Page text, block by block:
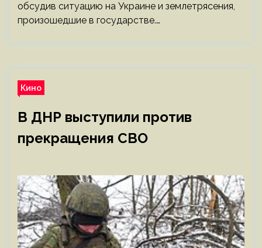
обсудив ситуацию на Украине и землетрясения,
произошедшие в государстве.…
Кино
В ДНР выступили против
прекращения СВО